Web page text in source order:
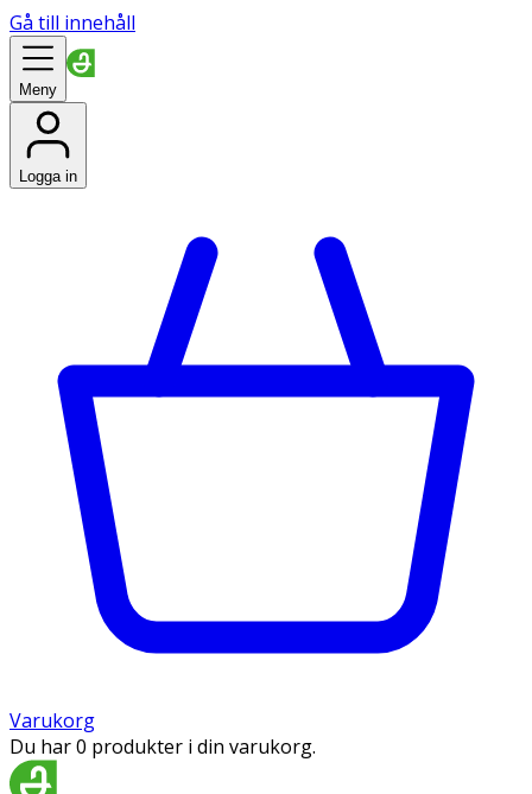
Gå till innehåll
Meny
Logga in
Varukorg
Du har 0 produkter i din varukorg.